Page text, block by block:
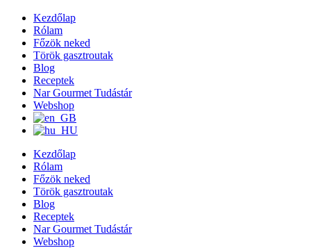
Kezdőlap
Rólam
Főzök neked
Török gasztroutak
Blog
Receptek
Nar Gourmet Tudástár
Webshop
Kezdőlap
Rólam
Főzök neked
Török gasztroutak
Blog
Receptek
Nar Gourmet Tudástár
Webshop